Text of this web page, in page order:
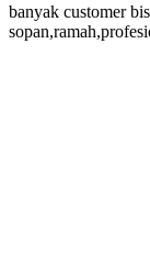
banyak customer